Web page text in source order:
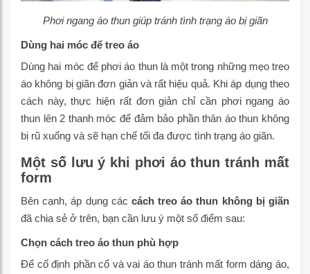
Phơi ngang áo thun giúp tránh tình trạng áo bị giãn
Dùng hai móc để treo áo
Dùng hai móc để phơi áo thun là một trong những mẹo treo
áo không bị giãn đơn giản và rất hiệu quả. Khi áp dụng theo
cách này, thực hiện rất đơn giản chỉ cần phơi ngang áo
thun lên 2 thanh móc để đảm bảo phần thân áo thun không
bị rũ xuống và sẽ hạn chế tối đa được tình trạng áo giãn.
Một số lưu ý khi phơi áo thun tránh mất
form
Bên cạnh, áp dụng các cách treo áo thun không bị giãn
đã chia sẻ ở trên, bạn cần lưu ý một số điểm sau:
Chọn cách treo áo thun phù hợp
Để cố định phần cổ và vai áo thun tránh mất form dáng áo,